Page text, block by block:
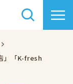
」「K-fresh